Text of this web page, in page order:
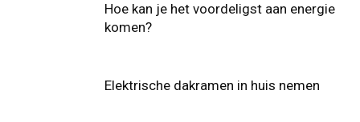
Hoe kan je het voordeligst aan energie
komen?
Elektrische dakramen in huis nemen